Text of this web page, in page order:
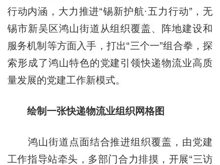
行动内涵，大力推进“锡新护航·五力行动”，无
锡市新吴区鸿山街道从组织覆盖、阵地建设和
服务机制等方面入手，打出“三个一”组合拳，探
索形成了鸿山特色的党建引领快递物流业高质
量发展的党建工作新模式。
绘制一张快递物流业组织网格图
鸿山街道点面结合推进组织覆盖，由党建
工作指导站牵头，多部门合力排摸，开展“三访